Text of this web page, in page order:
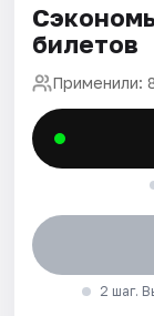
билетов
Применили:
2 шаг.